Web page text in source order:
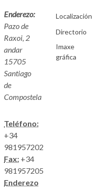
Enderezo:
Pazo de
Raxoi, 2
andar
15705
Santiago
de
Compostela
Teléfono:
+34
981957202
Fax: +34
981957205
Enderezo
Localización
Directorio
Imaxe
gráfica